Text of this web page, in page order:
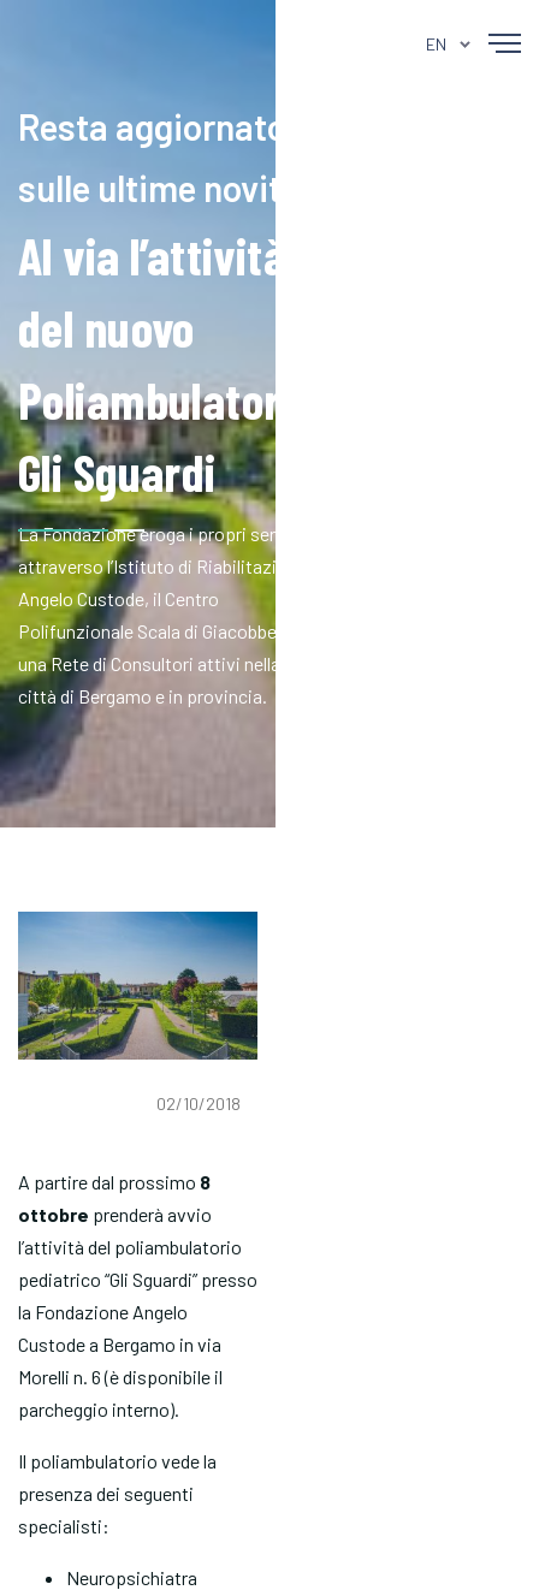
EN
Resta aggiornato
sulle ultime novità
Al via l’attività
del nuovo
Poliambulatorio
Gli Sguardi
La Fondazione eroga i propri servizi
attraverso l’Istituto di Riabilitazione
Angelo Custode, il Centro
Polifunzionale Scala di Giacobbe e
una Rete di Consultori attivi nella
città di Bergamo e in provincia.
02/10/2018
A partire dal prossimo 8
ottobre prenderà avvio
l’attività del poliambulatorio
pediatrico “Gli Sguardi” presso
la Fondazione Angelo
Custode a Bergamo in via
Morelli n. 6 (è disponibile il
parcheggio interno).
Il poliambulatorio vede la
presenza dei seguenti
specialisti:
Neuropsichiatra